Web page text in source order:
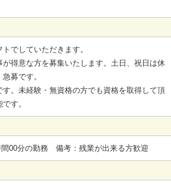
でしていただきます。
得意な方を募集いたします。土日、祝日は休
募です。
。未経験・無資格の方でも資格を取得して頂
す。
間00分の勤務 備考：残業が出来る方歓迎